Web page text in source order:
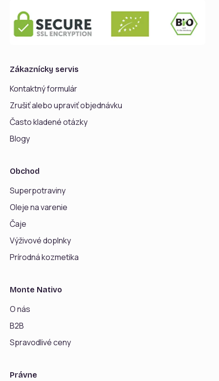
Zákaznícky servis
Kontaktný formulár
Zrušiť alebo upraviť objednávku
Často kladené otázky
Blogy
Obchod
Superpotraviny
Oleje na varenie
Čaje
Výživové doplnky
Prírodná kozmetika
Monte Nativo
O nás
B2B
Spravodlivé ceny
Právne